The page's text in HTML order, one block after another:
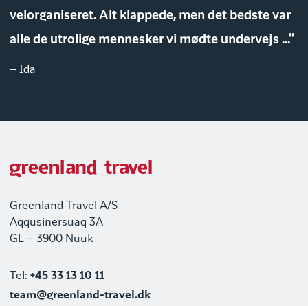
velorganiseret. Alt klappede, men det bedste var
alle de utrolige mennesker vi mødte undervejs ..."
– Ida
Greenland Travel A/S
Aqqusinersuaq 3A
GL – 3900 Nuuk
Tel: +45 33 13 10 11
team@greenland-travel.dk